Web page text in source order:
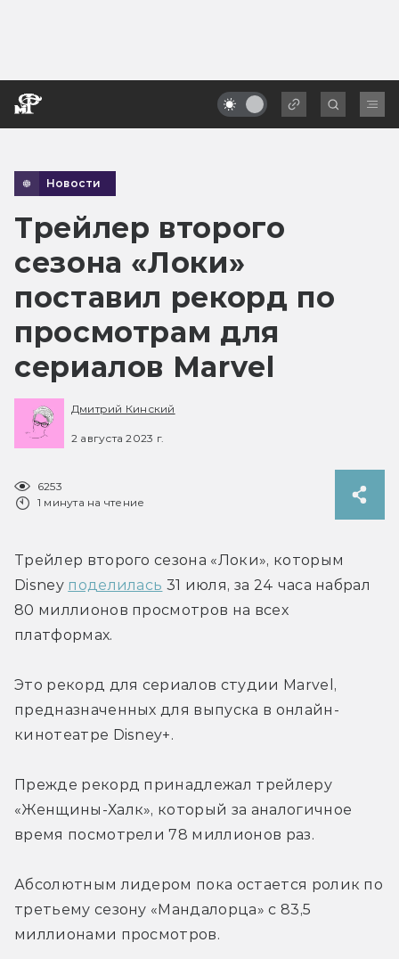
Новости
Трейлер второго
сезона «Локи»
поставил рекорд по
просмотрам для
сериалов Marvel
Дмитрий Кинский
2 августа 2023 г.
6253
1 минута на чтение
Трейлер второго сезона «Локи», которым
Disney поделилась 31 июля, за 24 часа набрал
80 миллионов просмотров на всех
платформах.
Это рекорд для сериалов студии Marvel,
предназначенных для выпуска в онлайн-
кинотеатре Disney+.
Прежде рекорд принадлежал трейлеру
«Женщины-Халк», который за аналогичное
время посмотрели 78 миллионов раз.
Абсолютным лидером пока остается ролик по
третьему сезону «Мандалорца» с 83,5
миллионами просмотров.